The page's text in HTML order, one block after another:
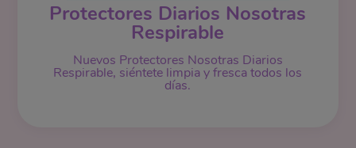
Protectores Diarios Nosotras
Respirable
Nuevos Protectores Nosotras Diarios
Respirable, siéntete limpia y fresca todos los
días.